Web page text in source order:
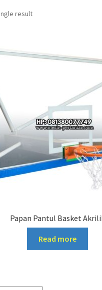
result
Papan Pantul Basket
Read more